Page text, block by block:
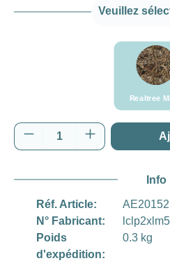
Veuillez
Realtree
Quantité de produit :
Info
Réf. Article:
N° Fabricant:
lclp2xlm5
Poids
d'expédition:
0.3 kg